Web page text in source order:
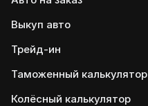
Выкуп авто
Трейд-ин
Таможенный калькулятор
Колёсный калькулятор